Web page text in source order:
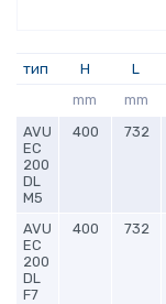
тип H L
mm
mm
AVU
EC
200
DL
M5
400 732
AVU
EC
200
DL
F7
400 732